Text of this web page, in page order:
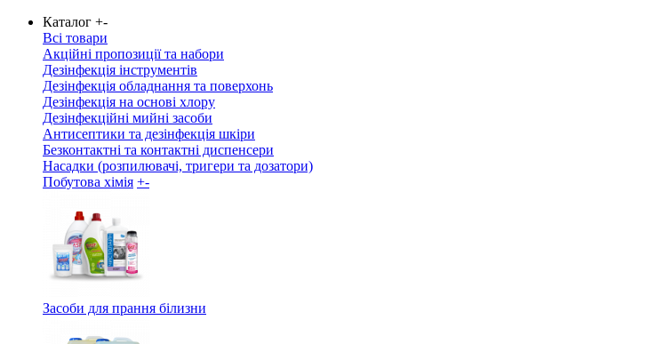
Каталог +-
Всі товари
Акційні пропозиції та набори
Дезінфекція інструментів
Дезінфекція обладнання та поверхонь
Дезінфекція на основі хлору
Дезінфекційні мийні засоби
Антисептики та дезінфекція шкіри
Безконтактні та контактні диспенсери
Насадки (розпилювачі, тригери та дозатори)
Побутова хімія +-
Засоби для прання білизни